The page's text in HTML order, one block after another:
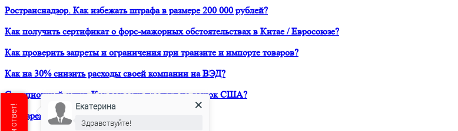
Ространснадзор. Как избежать штрафа в размере 200 000 рублей?
Как получить сертификат о форс-мажорных обстоятельствах в Китае / Евросоюзе?
Как проверить запреты и ограничения при транзите и импорте товаров?
Как на 30% снизить расходы своей компании на ВЭД?
Санкционный аудит. Как вывести продукт на рынок США?
Как зарегистрировать товарный знак в ТРОИС?
Екатерина
Здравствуйте!